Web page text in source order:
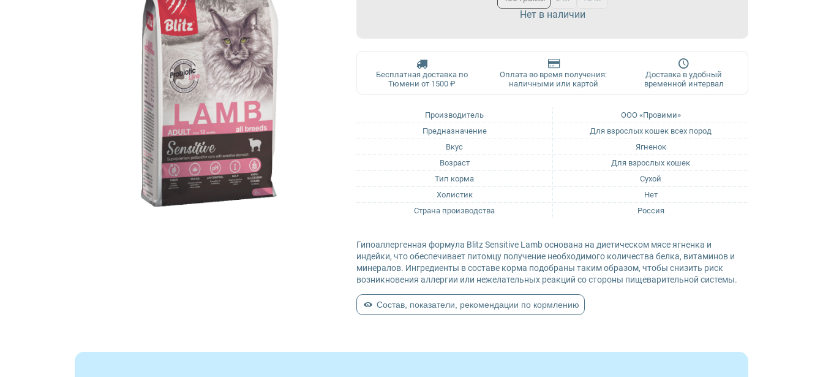
Нет в наличии
Бесплатная доставка по
Тюмени от 1500 ₽
Оплата во время получения:
наличными или картой
Доставка в удобный
временной интервал
Производитель
ООО «Провими»
Предназначение
Для взрослых кошек всех пород
Вкус
Ягненок
Возраст
Для взрослых кошек
Тип корма
Сухой
Холистик
Нет
Страна производства
Россия
Гипоаллергенная формула Blitz Sensitive Lamb основана на диетическом мясе ягненка и
индейки, что обеспечивает питомцу получение необходимого количества белка, витаминов и
минералов. Ингредиенты в составе корма подобраны таким образом, чтобы снизить риск
возникновения аллергии или нежелательных реакций со стороны пищеварительной системы.
Состав, показатели, рекомендации по кормлению